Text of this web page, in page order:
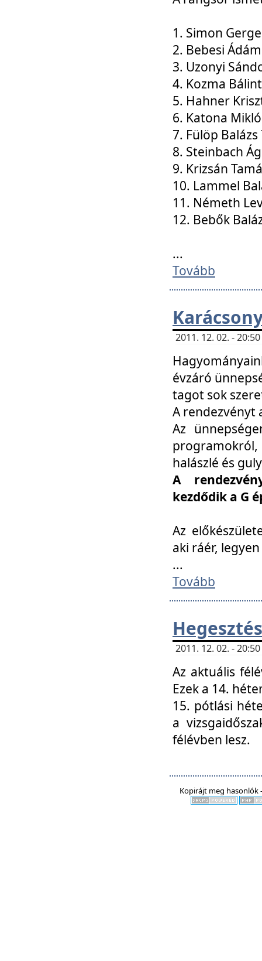
1. Simon
2. Bebesi
3. Uzonyi
4. Kozma
5. Hahner
6. Katona
7. Fülöp
8. Steinbach
9. Krizsán
10. Lammel
11. Németh
12. Bebők
...
Tovább
2011. 12. 02. -
évzáró
tagot sok
A rendezvényt
Az
halászlé és
A
kezdődik a G
Az
aki ráér,
...
Tovább
2011. 12. 02. -
Az aktuális
Ezek a 14.
15. pótlási
a
félévben lesz.
Kopirájt meg hasonlók